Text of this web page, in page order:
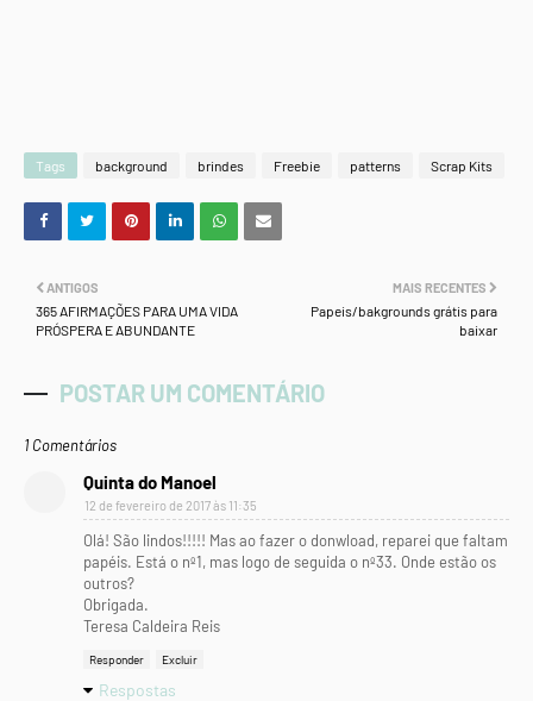
Tags background brindes Freebie patterns Scrap Kits
MAIS RECENTES
Papeis/bakgrounds grátis para
baixar
ANTIGOS
365 AFIRMAÇÕES PARA UMA VIDA
PRÓSPERA E ABUNDANTE
POSTAR UM COMENTÁRIO
1 Comentários
Quinta do Manoel
12 de fevereiro de 2017 às 11:35
Olá! São lindos!!!!! Mas ao fazer o donwload, reparei que faltam
papéis. Está o nº1, mas logo de seguida o nº33. Onde estão os
outros?
Obrigada.
Teresa Caldeira Reis
Responder Excluir
Respostas